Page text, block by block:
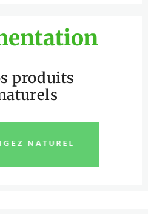
produits
NATUREL